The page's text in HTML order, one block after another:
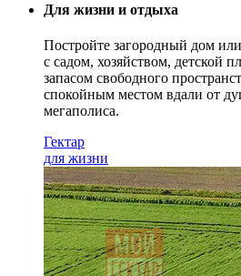
Для жизни и отдыха
Постройте загородный дом
с садом, хозяйством, детской
запасом свободного
спокойным местом вдали от
мегаполиса.
Гектар
для жизни